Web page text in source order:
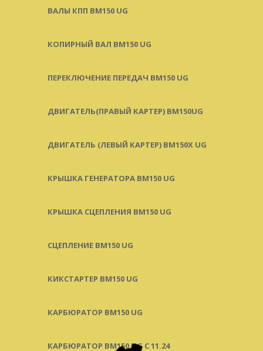
ВАЛЫ КПП BM150 UG
КОПИРНЫЙ ВАЛ BM150 UG
ПЕРЕКЛЮЧЕНИЕ ПЕРЕДАЧ BM150 UG
ДВИГАТЕЛЬ(ПРАВЫЙ КАРТЕР) ВМ150UG
ДВИГАТЕЛЬ (ЛЕВЫЙ КАРТЕР) BM150X UG
КРЫШКА ГЕНЕРАТОРА BM150 UG
КРЫШКА СЦЕПЛЕНИЯ BM150 UG
СЦЕПЛЕНИЕ BM150 UG
КИКСТАРТЕР BM150 UG
КАРБЮРАТОР BM150 UG
КАРБЮРАТОР BM150 UG С 11.24